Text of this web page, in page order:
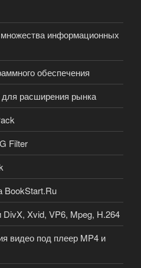
информационных
обеспечения
для расширения рынка
Filter
BookStart.Ru
Xvid, VP6, Mpeg, H.264
видео под плеер MP4 и